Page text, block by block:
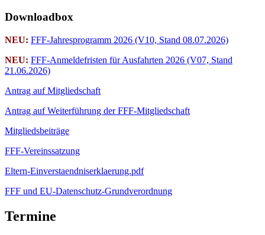
Downloadbox
NEU: FFF-Jahresprogramm 2026 (V10, Stand 08.07.2026)
NEU: FFF-Anmeldefristen für Ausfahrten 2026 (V07, Stand
21.06.2026)
Antrag auf Mitgliedschaft
Antrag auf Weiterführung der FFF-Mitgliedschaft
Mitgliedsbeiträge
FFF-Vereinssatzung
Eltern-Einverstaendniserklaerung.pdf
FFF und EU-Datenschutz-Grundverordnung
Termine